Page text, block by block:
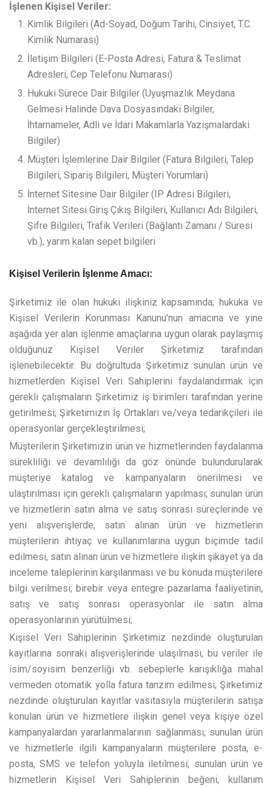
İşlenen Kişisel Veriler:
Kimlik Bilgileri (Ad-Soyad, Doğum Tarihi, Cinsiyet, T.C.
Kimlik Numarası)
İletişim Bilgileri (E-Posta Adresi, Fatura & Teslimat
Adresleri, Cep Telefonu Numarası)
Hukuki Sürece Dair Bilgiler (Uyuşmazlık Meydana
Gelmesi Halinde Dava Dosyasındaki Bilgiler,
İhtarnameler, Adli ve İdari Makamlarla Yazışmalardaki
Bilgiler)
Müşteri İşlemlerine Dair Bilgiler (Fatura Bilgileri, Talep
Bilgileri, Sipariş Bilgileri, Müşteri Yorumları)
İnternet Sitesine Dair Bilgiler (IP Adresi Bilgileri,
İnternet Sitesi Giriş Çıkış Bilgileri, Kullanıcı Adı Bilgileri,
Şifre Bilgileri, Trafik Verileri (Bağlantı Zamanı / Süresi
vb.), yarım kalan sepet bilgileri
Kişisel Verilerin İşlenme Amacı:
Şirketimiz ile olan hukuki ilişkiniz kapsamında; hukuka ve
Kişisel Verilerin Korunması Kanunu’nun amacına ve yine
aşağıda yer alan işlenme amaçlarına uygun olarak paylaşmış
olduğunuz Kişisel Veriler Şirketimiz tarafından
işlenebilecektir. Bu doğrultuda Şirketimiz sunulan ürün ve
hizmetlerden Kişisel Veri Sahiplerini faydalandırmak için
gerekli çalışmaların Şirketimiz iş birimleri tarafından yerine
getirilmesi; Şirketimizin İş Ortakları ve/veya tedarikçileri ile
operasyonlar gerçekleştirilmesi;
Müşterilerin Şirketimizin ürün ve hizmetlerinden faydalanma
sürekliliği ve devamlılığı da göz önünde bulundurularak
müşteriye katalog ve kampanyaların önerilmesi ve
ulaştırılması için gerekli çalışmaların yapılması; sunulan ürün
ve hizmetlerin satın alma ve satış sonrası süreçlerinde ve
yeni alışverişlerde; satın alınan ürün ve hizmetlerin
müşterilerin ihtiyaç ve kullanımlarına uygun biçimde tadil
edilmesi, satın alınan ürün ve hizmetlere ilişkin şikayet ya da
inceleme taleplerinin karşılanması ve bu konuda müşterilere
bilgi verilmesi; birebir veya entegre pazarlama faaliyetinin,
satış ve satış sonrası operasyonlar ile satın alma
operasyonlarının yürütülmesi;
Kişisel Veri Sahiplerinin Şirketimiz nezdinde oluşturulan
kayıtlarına sonraki alışverişlerinde ulaşılması, bu veriler ile
isim/soyisim benzerliği vb. sebeplerle karışıklığa mahal
vermeden otomatik yolla fatura tanzim edilmesi; Şirketimiz
nezdinde oluşturulan kayıtlar vasıtasıyla müşterilerin satışa
konulan ürün ve hizmetlere ilişkin genel veya kişiye özel
kampanyalardan yararlanmalarının sağlanması; sunulan ürün
ve hizmetlerle ilgili kampanyaların müşterilere posta, e-
posta, SMS ve telefon yoluyla iletilmesi; sunulan ürün ve
hizmetlerin Kişisel Veri Sahiplerinin beğeni, kullanım